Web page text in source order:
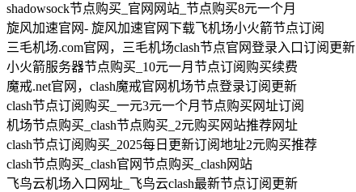
shadowsock节点购买_官网网站_节点购买8元一个月
旋风加速官网- 旋风加速官网下载飞机场小火箭节点订阅
三毛机场.com官网，三毛机场clash节点官网登录入口订阅更新
小火箭服务器节点购买_10元一月节点订阅购买续费
魔戒.net官网，clash魔戒官网机场节点登录订阅更新
clash节点订阅购买_一元3元一个月节点购买网址订阅
机场节点购买_clash节点购买_2元购买网站推荐网址
clash节点订阅购买_2025每日更新订阅地址2元购买推荐
clash节点购买_clash官网节点购买_clash网站
飞鸟云机场入口网址_飞鸟云clash最新节点订阅更新